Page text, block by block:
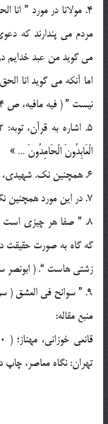
4. مولانا در مورد ”
مردم مي پندارند که
مي گويد من عبد خدايم
اما آنکه مي گويد انا
نيست ” ( فيه مافيه، ص 44 ).
الْعَابِدُونَ الْحَامِدُونَ … »
6. همچنين نک. شهيدي، پيشين، جزو چهارم از دفتر اول، ص 206.
7. در اين مورد همچنين نگاه کنيد به سودابه کريمي، پيشين، ص 151.
8. ” صفا هر چيزي است
گه گاه به صورت حقيقت
زشتي هاست “. ( ابونصر
9. ” سوانح في العشق ( سوانح العشاق ) ” ص 33-34.
منبع مقاله:
تهران: نگاه معاصر، چاپ